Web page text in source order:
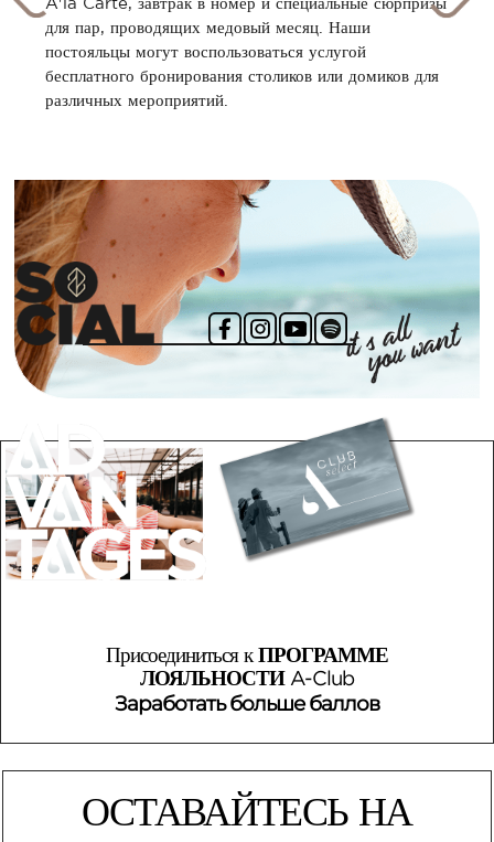
A'la Carte, завтрак в номер и специальные сюрпризы
для пар, проводящих медовый месяц. Наши
постояльцы могут воспользоваться услугой
бесплатного бронирования столиков или домиков для
различных мероприятий.
Присоединиться к
ПРОГРАММЕ
ЛОЯЛЬНОСТИ A-Club
Заработать больше баллов
ОСТАВАЙТЕСЬ НА